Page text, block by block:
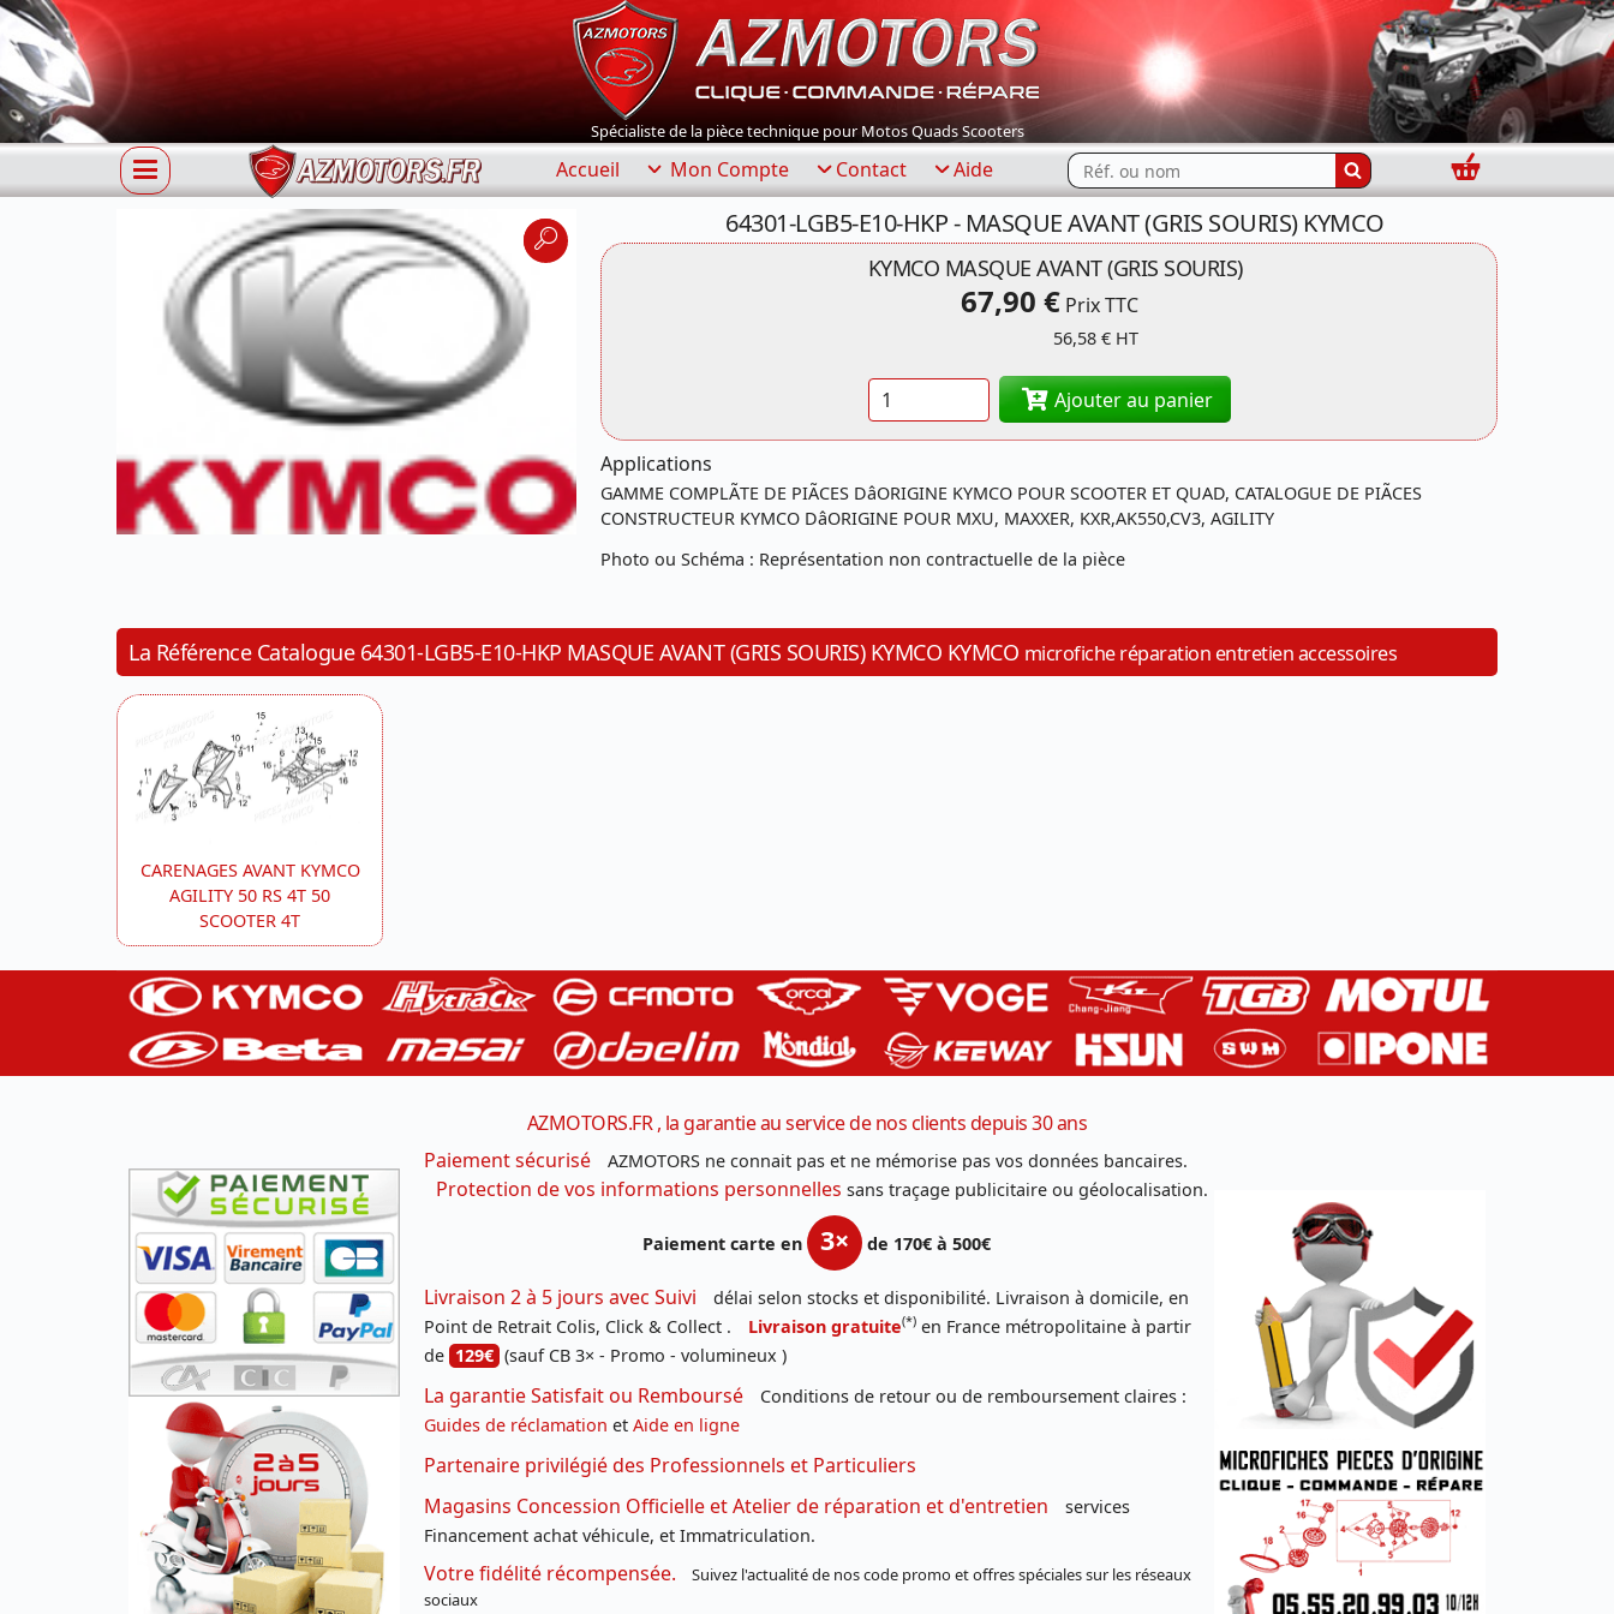
Spécialiste de la pièce technique pour Motos Quads Scooters
Accueil Mon Compte Contact Aide Rechercher... Panier
Référence 64301-LGB5-E10 KYMCO
64301-LGB5-E10-HKP - MASQUE AVANT (GRIS SOURIS) KYMCO
KYMCO MASQUE AVANT (GRIS SOURIS)
67,90 € Prix TTC
56,58 € HT
Quantité Ajouter au panier
Applications
GAMME COMPLÃTE DE PIÃCES DâORIGINE KYMCO POUR SCOOTER ET QUAD, CATALOGUE DE PIÃCES
CONSTRUCTEUR KYMCO DâORIGINE POUR MXU, MAXXER, KXR,AK550,CV3, AGILITY
Photo ou Schéma : Représentation non contractuelle de la pièce
La Référence Catalogue 64301-LGB5-E10-HKP MASQUE AVANT (GRIS SOURIS) KYMCO KYMCO microfiche réparation entretien accessoires
CARENAGES AVANT KYMCO
AGILITY 50 RS 4T 50
SCOOTER 4T
AZMOTORS.FR , la garantie au service de nos clients depuis 30 ans
Paiement sécurisé
AZMOTORS ne connait pas et ne mémorise pas vos données bancaires.
Protection de vos informations personnelles sans traçage publicitaire ou géolocalisation.
Paiement carte en 3× de 170€ à 500€
Livraison 2 à 5 jours avec Suivi
délai selon stocks et disponibilité. Livraison à domicile, en
Point de Retrait Colis, Click & Collect .
Livraison gratuite(*) en France métropolitaine à partir
de 129€ (sauf CB 3× - Promo - volumineux )
La garantie Satisfait ou Remboursé
Conditions de retour ou de remboursement claires :
Guides de réclamation et Aide en ligne
Partenaire privilégié des Professionnels et Particuliers
Magasins Concession Officielle et Atelier de réparation et d'entretien
services
Financement achat véhicule, et Immatriculation.
Votre fidélité récompensée.
Suivez l'actualité de nos code promo et offres spéciales sur les réseaux
sociaux